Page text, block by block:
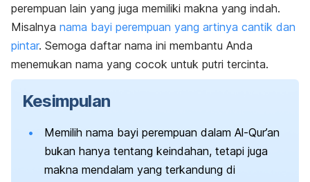
perempuan lain yang juga memiliki makna yang indah.
Misalnya nama bayi perempuan yang artinya cantik dan
pintar. Semoga daftar nama ini membantu Anda
menemukan nama yang cocok untuk putri tercinta.
Kesimpulan
Memilih nama bayi perempuan dalam Al-Qur’an
bukan hanya tentang keindahan, tetapi juga
makna mendalam yang terkandung di